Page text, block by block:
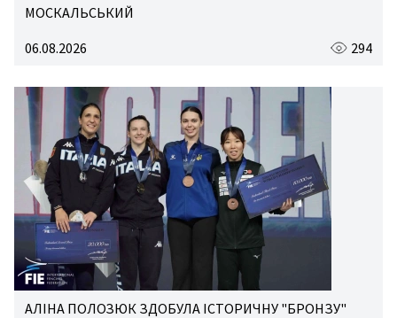
МОСКАЛЬСЬКИЙ
06.08.2026
294
АЛІНА ПОЛОЗЮК ЗДОБУЛА ІСТОРИЧНУ "БРОНЗУ"